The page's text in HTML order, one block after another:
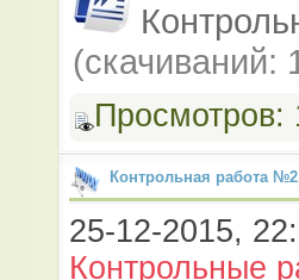
(cкачиваний:
Контрольная работа
25-12-2015,
Контрольные